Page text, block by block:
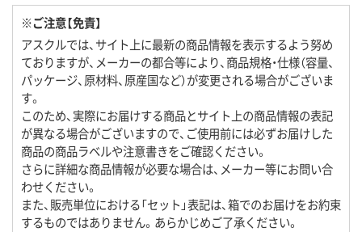
※ご注意【免責】
アスクルでは、サイト上に最新の商品情報を表示するよう努め
ておりますが、メーカーの都合等により、商品規格・仕様（容量、
パッケージ、原材料、原産国など）が変更される場合がございま
す。
このため、実際にお届けする商品とサイト上の商品情報の表記
が異なる場合がございますので、ご使用前には必ずお届けした
商品の商品ラベルや注意書きをご確認ください。
さらに詳細な商品情報が必要な場合は、メーカー等にお問い合
わせください。
また、販売単位における「セット」表記は、箱でのお届けをお約束
するものではありません。あらかじめご了承ください。